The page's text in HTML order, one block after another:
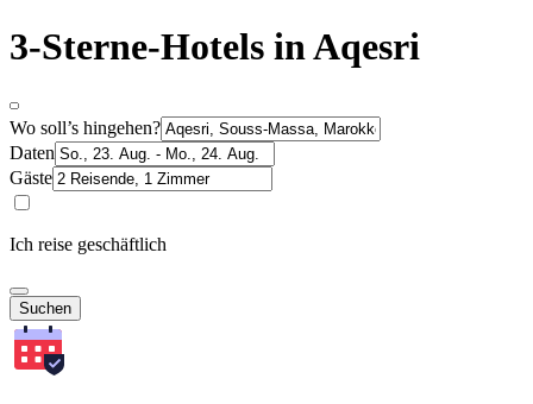
3-Sterne-Hotels in Aqesri
Wo soll’s hingehen?
Daten
Gäste
Ich reise geschäftlich
Suchen